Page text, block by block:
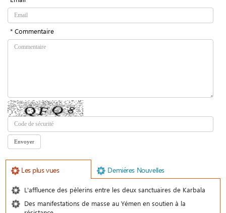
* Commentaire
Les plus vues Demiéres Nouvelles
L'affluence des pèlerins entre les deux sanctuaires de Karbala
Des manifestations de masse au Yémen en soutien à la